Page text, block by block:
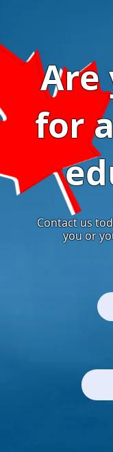
Are
for
Contact us
you or